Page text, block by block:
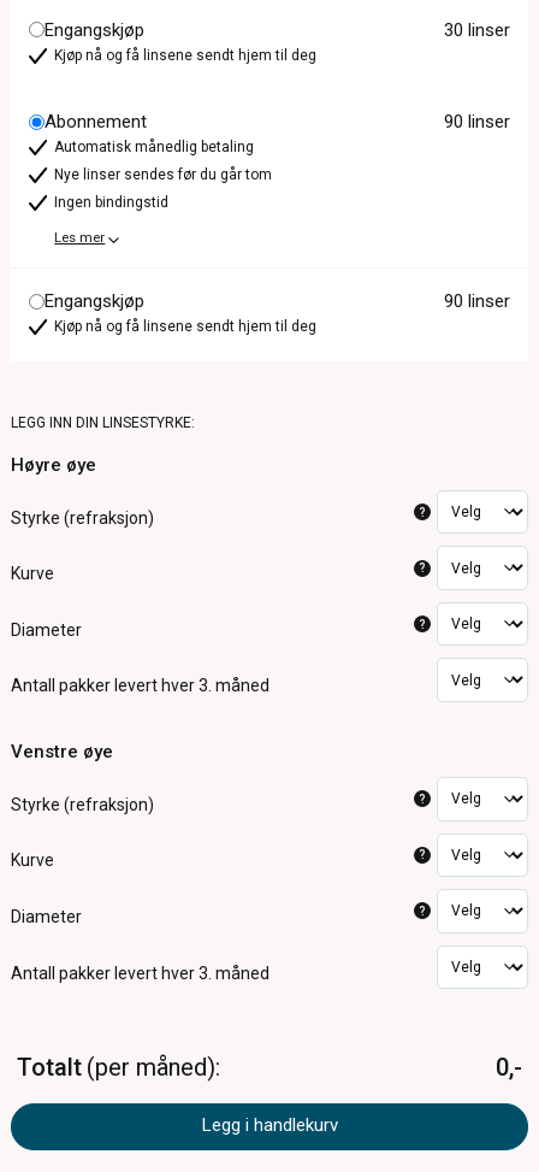
Engangskjøp 30 linser
Kjøp nå og få linsene sendt hjem til deg
Abonnement 90 linser
Automatisk månedlig betaling
Nye linser sendes før du går tom
Ingen bindingstid
Les mer
Engangskjøp 90 linser
Kjøp nå og få linsene sendt hjem til deg
LEGG INN DIN LINSESTYRKE:
Høyre øye
Styrke (refraksjon) ?
Kurve ?
Diameter ?
Antall pakker levert hver 3. måned
Venstre øye
Styrke (refraksjon) ?
Kurve ?
Diameter ?
Antall pakker levert hver 3. måned
Totalt per måned 0,-
Legg i handlekurv